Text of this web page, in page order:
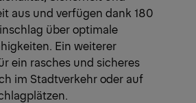
aus und verfügen dank 180
über optimale
Ein weiterer
ein rasches und sicheres
im Stadtverkehr oder auf